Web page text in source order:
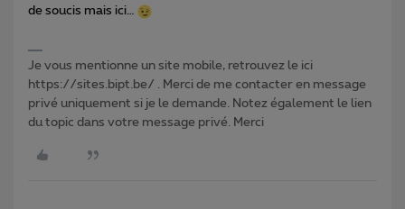
de soucis mais ici…
Je vous mentionne un site mobile, retrouvez le ici
https://sites.bipt.be/ . Merci de me contacter en message
privé uniquement si je le demande. Notez également le lien
du topic dans votre message privé. Merci